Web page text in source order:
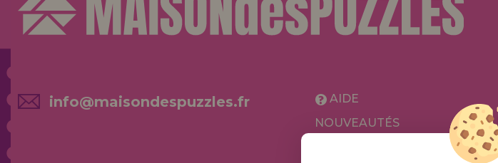
info@maisondespuzzles.fr
AIDE
NOUVEAUTÉS
PROMOTIONS ET OFFRES